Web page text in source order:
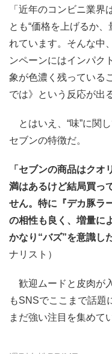
「近年のコンビニ業
とも“価格を上げるか
れています。そんな中
ンペーンにはインパク
象が色濃く残っている
では》という反応が出
とはいえ、“味”に関
セブンの特徴だ。
「セブンの商品はク
満はあるけど結局買っ
せん。特に『デカ豚ラ
の相性も良く、増量に
かなり“バズ”を意識し
ナリスト）
歓迎ムードと皮肉が
もSNSでここまで話題
まだ強い注目を集めて